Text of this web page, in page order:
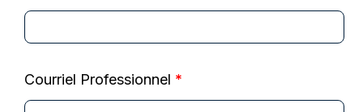
Courriel Professionnel *